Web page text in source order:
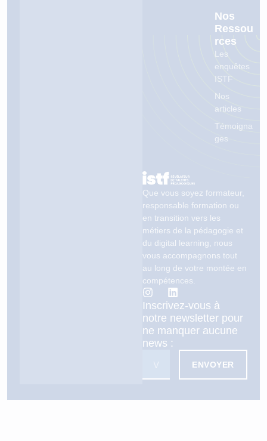
Que vous soyez formateur,
responsable formation ou
en transition vers les
métiers de la pédagogie et
du digital learning, nous
vous accompagnons tout
au long de votre montée en
compétences.
Inscrivez-vous à
notre newsletter pour
ne manquer aucune
news :
ENVOYER
Nos
Ressou
Rces
Les
enquêtes
ISTF
Nos
articles
Témoigna
ges